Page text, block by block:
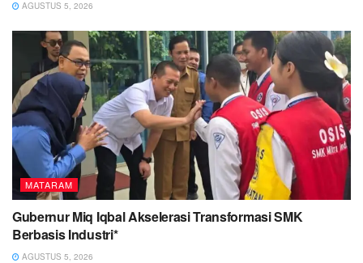
AGUSTUS 5, 2026
MATARAM
Gubernur Miq Iqbal Akselerasi Transformasi SMK
Berbasis Industri*
AGUSTUS 5, 2026